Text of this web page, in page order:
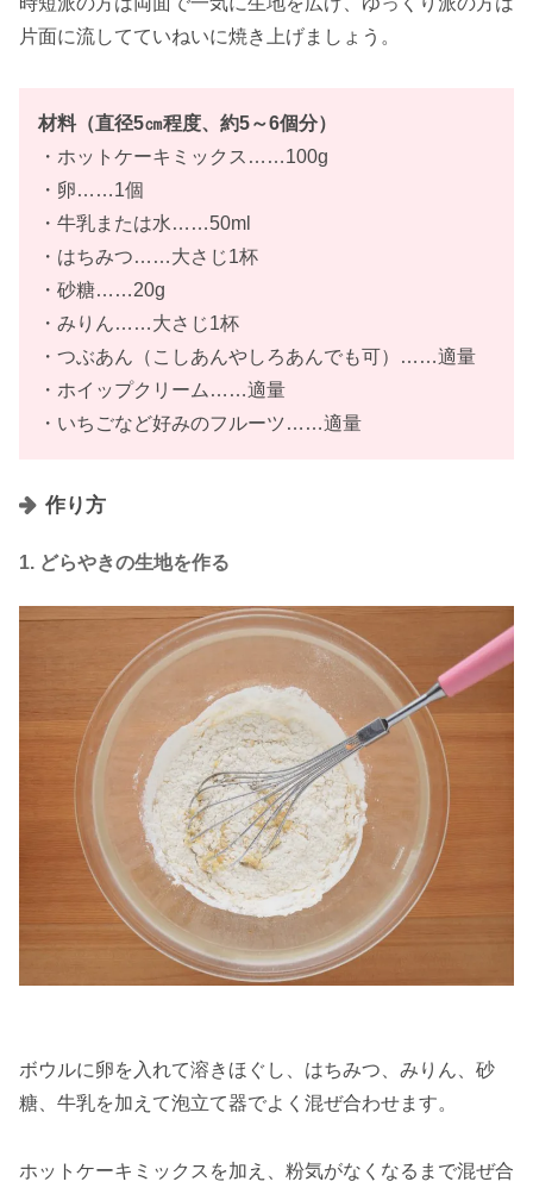
片面に流してていねいに焼き上げましょう。
材料（直径5㎝程度、約5～6個分）
・ホットケーキミックス……100g
・卵……1個
・牛乳または水……50ml
・はちみつ……大さじ1杯
・砂糖……20g
・みりん……大さじ1杯
・つぶあん（こしあんやしろあんでも可）……適量
・ホイップクリーム……適量
・いちごなど好みのフルーツ……適量
作り方
1. どらやきの生地を作る
ボウルに卵を入れて溶きほぐし、はちみつ、みりん、砂
糖、牛乳を加えて泡立て器でよく混ぜ合わせます。
ホットケーキミックスを加え、粉気がなくなるまで混ぜ合